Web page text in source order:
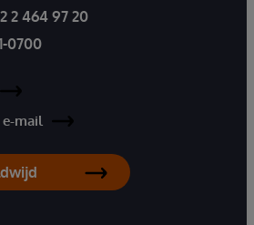
2 464 97 20
0700
mail